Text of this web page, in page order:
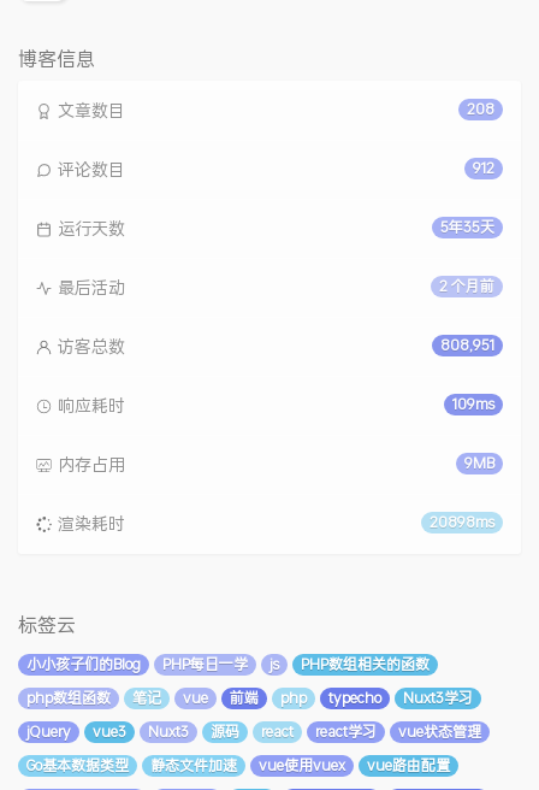
博客信息
208
文章数目
912
评论数目
5年35天
运行天数
2 个月前
最后活动
808,951
访客总数
109ms
响应耗时
9MB
内存占用
20898ms
渲染耗时
标签云
小小孩子们的Blog PHP每日一学 js
PHP数组相关的函数
php数组函数
笔记 vue 前端 php typecho
Nuxt3学习
jQuery
vue3 Nuxt3 源码 react react学习
vue状态管理
Go基本数据类型
静态文件加速 vue使用vuex
vue路由配置